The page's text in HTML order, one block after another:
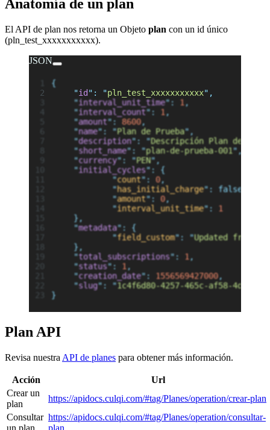
Anatomía de un plan
El API de plan nos retorna un Objeto plan con un id único
(pln_test_xxxxxxxxxxx).
JSON
{
	"
id " : "pln_test_xxxxxxxxxxx" ,
	"
interval_unit_time": 1,
	"
interval_count": 1,
	"
amount": 8600,
	"
name": "Plan de Prueba",
	"
description": "Descripción Plan de
	"
short_name": "plan-de-prueba-001",
	"
currency": "PEN",
	"
initial_cycles":
{
		"
count": 0,
		"
has_initial_charge":
false,
		"
amount": 0,
		"
interval_unit_time":
1
	},
	"
metadata":
{
		"
field_custom": "Updated from
	},
	"
total_subscriptions": 1,
	"
status": 1,
	"
creation_date": 1556569427000,
	"
slug": "1c4f6d80-4257-465c-af58-
}
Plan API
Revisa nuestra API de planes para obtener más información.
Acción
Url
Crear un
plan
https://apidocs.culqi.com/#tag/Planes/operation/crear-plan
Consultar
un plan
https://apidocs.culqi.com/#tag/Planes/operation/consultar-
plan